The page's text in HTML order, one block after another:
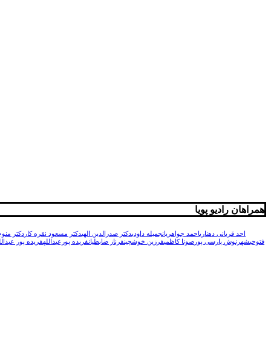
همراهان رادیو پویا
احد قربانی دهناریاحمد جواهریانجمیله داودیدکتر صدرالدین الهیدکتر مسعود نقره کار دکتر
فتوحیشهرنوش پارسی پور صونا کاظمیفرزین خوشچینفرناز ضابطیانفریده پورعبداللهفریده پور